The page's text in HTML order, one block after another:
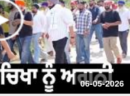
06-05-2026